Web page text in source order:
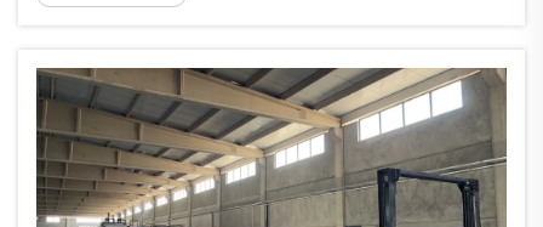
на пазара, положителни отзиви от клиенти,
капа...